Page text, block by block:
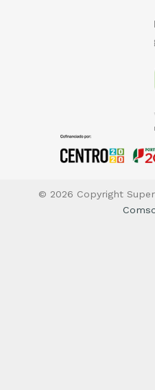
© 2026 Copyright